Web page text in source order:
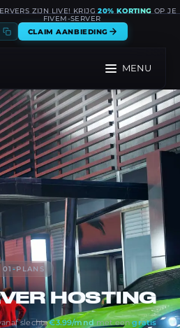
ZIJN LIVE! KRIJG20% KORTING OP JE
FIVEM-SERVER
CLAIM AANBIEDING
MENU
01 -PLANS
HOSTING
slechts€3.99/mndmet eengratis